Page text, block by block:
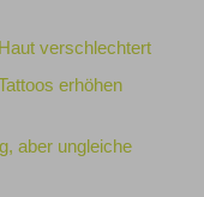
verschlechtert
erhöhen
aber ungleiche